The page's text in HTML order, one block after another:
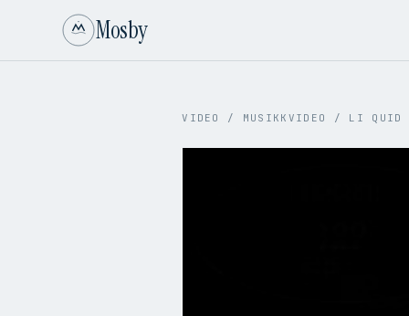
Mosby
VIDEO / MUSIKKVIDEO / LI QUID